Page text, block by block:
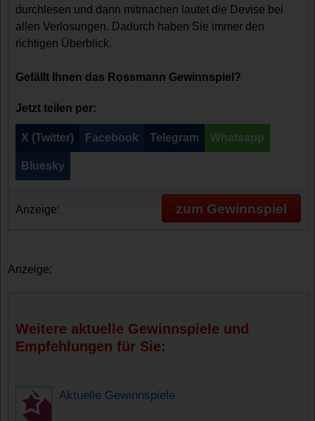
durchlesen und dann mitmachen lautet die Devise bei
allen Verlosungen. Dadurch haben Sie immer den
richtigen Überblick.
Gefällt Ihnen das Rossmann Gewinnspiel?
Jetzt teilen per:
X (Twitter) Facebook Telegram Whatsapp
Bluesky
Anzeige: zum Gewinnspiel
Anzeige:
Weitere aktuelle Gewinnspiele und
Empfehlungen für Sie:
Aktuelle Gewinnspiele